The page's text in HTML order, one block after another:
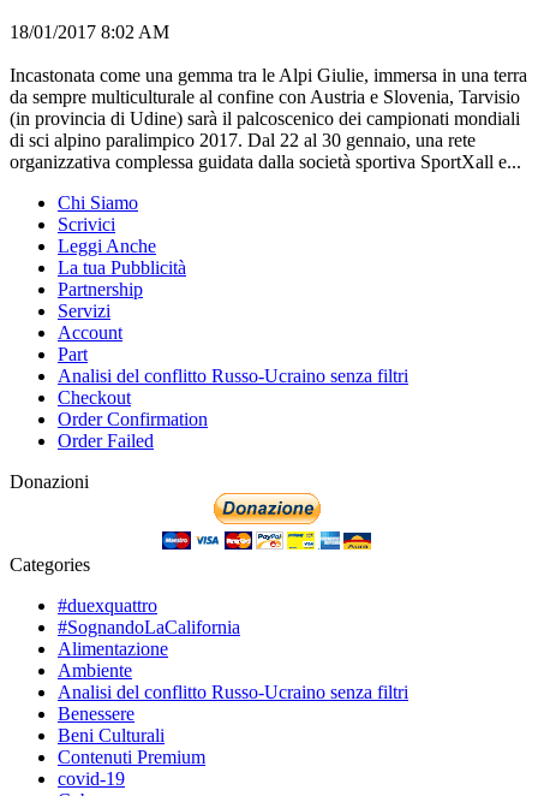
18/01/2017 8:02 AM
Incastonata come una gemma tra le Alpi Giulie, immersa in una terra
da sempre multiculturale al confine con Austria e Slovenia, Tarvisio
(in provincia di Udine) sarà il palcoscenico dei campionati mondiali
di sci alpino paralimpico 2017. Dal 22 al 30 gennaio, una rete
organizzativa complessa guidata dalla società sportiva SportXall e...
Chi Siamo
Scrivici
Leggi Anche
La tua Pubblicità
Partnership
Servizi
Account
Part
Analisi del conflitto Russo-Ucraino senza filtri
Checkout
Order Confirmation
Order Failed
Donazioni
Categories
#duexquattro
#SognandoLaCalifornia
Alimentazione
Ambiente
Analisi del conflitto Russo-Ucraino senza filtri
Benessere
Beni Culturali
Contenuti Premium
covid-19